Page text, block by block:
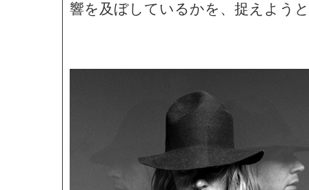
響を及ぼしているかを、捉えよう